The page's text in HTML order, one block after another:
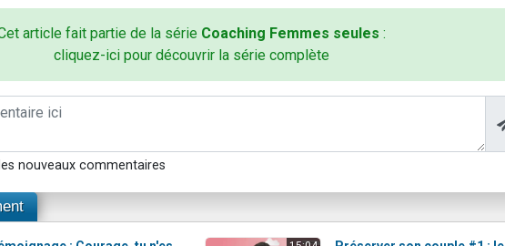
article fait partie de la série Coaching Femmes seules :
cliquez-ici pour découvrir la série complète
nouveaux commentaires